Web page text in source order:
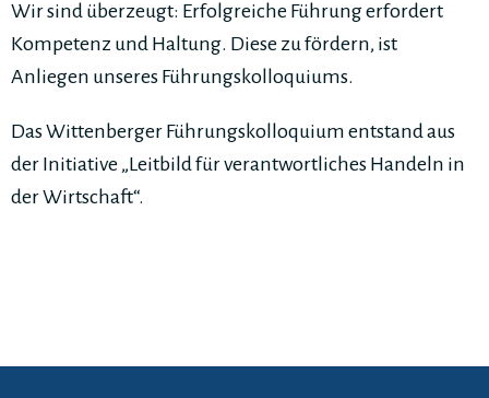
Wir sind überzeugt: Erfolgreiche Führung erfordert
Kompetenz und Haltung. Diese zu fördern, ist
Anliegen unseres Führungskolloquiums.
Das Wittenberger Führungskolloquium entstand aus
der Initiative „Leitbild für verantwortliches Handeln in
der Wirtschaft“.